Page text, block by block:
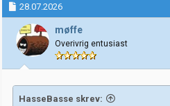
k
s
j
o
n
e
r
28.07.2026
møffe
Overivrig entusiast
HasseBasse skrev: